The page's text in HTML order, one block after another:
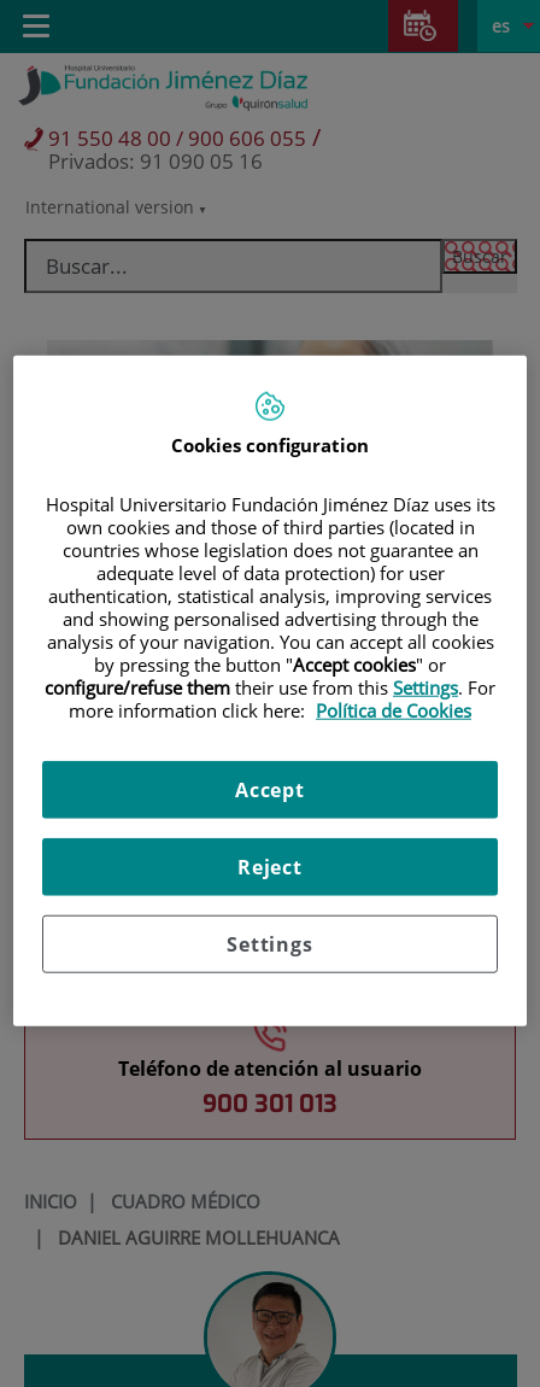
Saltar al contenido
Saltar
contenido
Selector
idioma
activo
es
International version
91 550 48 00 / 900 606 055 /
Privados: 91 090 05 16
Toggle
navigation
Pacientes y visitantes
Teléfono de atención al usuario
900 301 013
INICIO| CUADRO MÉDICO
| DANIEL AGUIRRE MOLLEHUANCA
Cookies configuration
Hospital Universitario Fundación Jiménez Díaz uses its
own cookies and those of third parties (located in
countries whose legislation does not guarantee an
adequate level of data protection) for user
authentication, statistical analysis, improving services
and showing personalised advertising through the
analysis of your navigation. You can accept all cookies
by pressing the button "Accept cookies" or
configure/refuse them their use from this Settings. For
more information click here: Política de Cookies
Settings
Reject
Accept